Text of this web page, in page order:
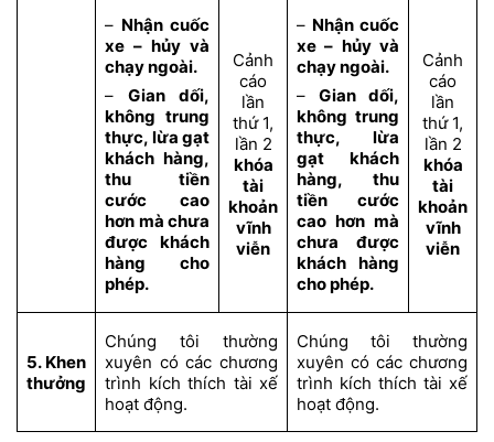
– Nhận cuốc
xe – hủy và
chạy ngoài.
– Gian dối,
không trung
thực, lừa gạt
khách hàng,
thu tiền
cước cao
hơn mà chưa
được khách
hàng cho
phép.
Cảnh
cáo
lần
thứ 1,
lần 2
khóa
tài
khoản
vĩnh
viễn
– Nhận cuốc
xe – hủy và
chạy ngoài.
– Gian dối,
không trung
thực, lừa
gạt khách
hàng, thu
tiền cước
cao hơn mà
chưa được
khách hàng
cho phép.
Cảnh
cáo
lần
thứ 1,
lần 2
khóa
tài
khoản
vĩnh
viễn
5. Khen
thưởng
Chúng tôi thường
xuyên có các chương
trình kích thích tài xế
hoạt động.
Chúng tôi thường
xuyên có các chương
trình kích thích tài xế
hoạt động.